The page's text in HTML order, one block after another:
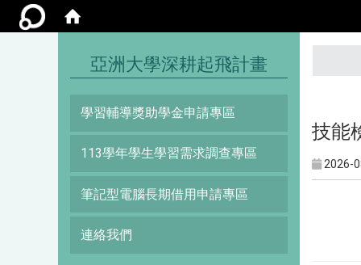
亞洲大學深耕起飛計畫
學習輔導獎助學金申請專區
113學年學生學習需求調查專區
筆記型電腦長期借用申請專區
連絡我們
技能
2026-